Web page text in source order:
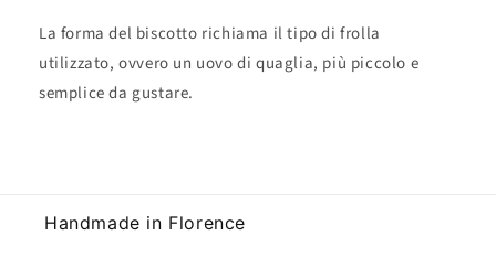
La forma del biscotto richiama il tipo di frolla
utilizzato, ovvero un uovo di quaglia, più piccolo e
semplice da gustare.
Handmade in Florence